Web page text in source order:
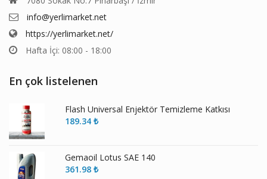
info@yerlimarket.net
https://yerlimarket.net/
Hafta İçi: 08:00 - 18:00
En çok listelenen
Flash Universal Enjektör Temizleme Katkısı
189.34 ₺
Gemaoil Lotus SAE 140
361.98 ₺